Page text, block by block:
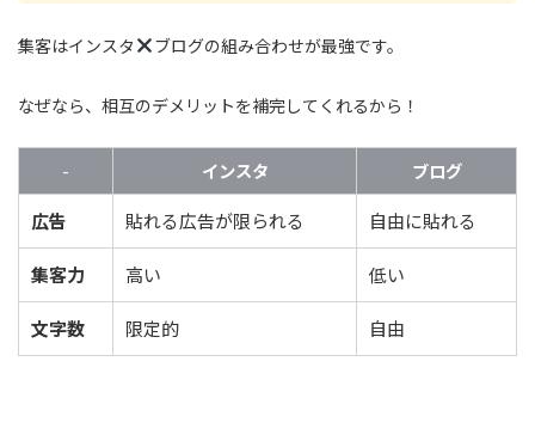
集客はインスタ ブログの組み合わせが最強です。
なぜなら、相互のデメリットを補完してくれるから！
- インスタ
ブログ
広告
貼れる広告が限られる 自由に貼れる
集客力 高い 低い
文字数 限定的 自由